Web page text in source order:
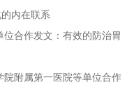
内在联系
合作发文：有效的防治胃
附属第一医院等单位合作